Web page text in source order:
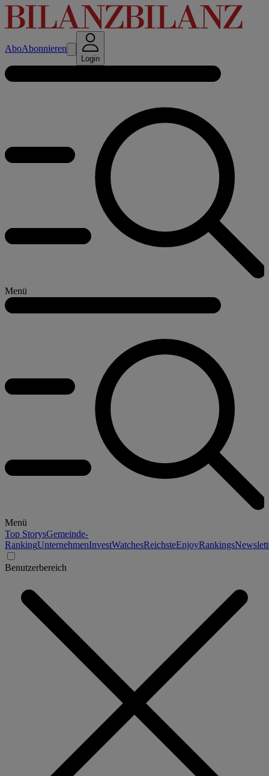
AboAbonnieren
Login
Menü
Menü
Top StorysGemeinde-
RankingUnternehmenInvestWatchesReichsteEnjoyRankings
Benutzerbereich